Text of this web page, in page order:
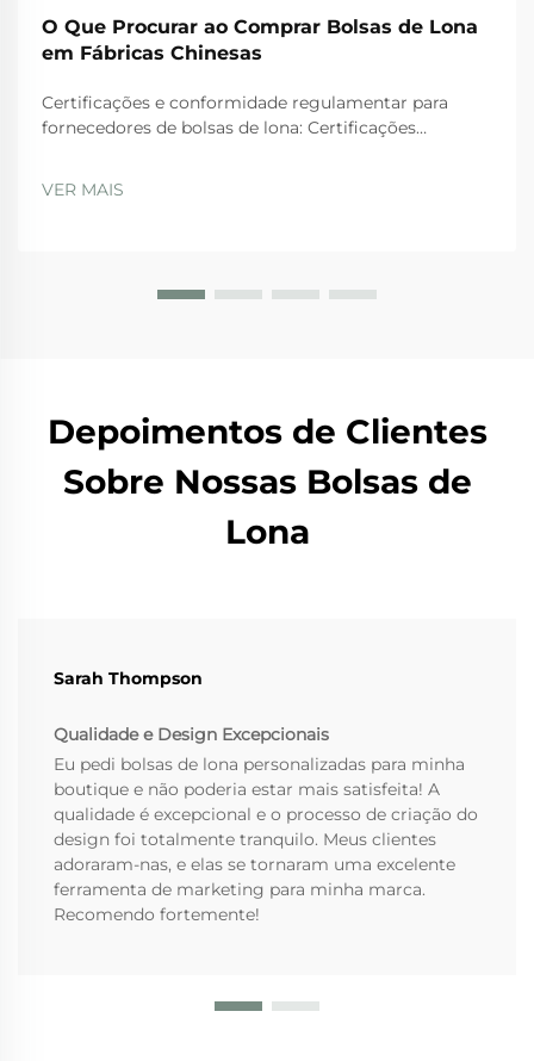
O Que Procurar ao Comprar Bolsas de Lona
em Fábricas Chinesas
Certificações e conformidade regulamentar para
fornecedores de bolsas de lona: Certificações
fornecedores, as empresas devem dar preferência
VER MAIS
Depoimentos de Clientes
Sobre Nossas Bolsas de
Lona
Sarah Thompson
Qualidade e Design Excepcionais
Eu pedi bolsas de lona personalizadas para minha
boutique e não poderia estar mais satisfeita! A
qualidade é excepcional e o processo de criação do
design foi totalmente tranquilo. Meus clientes
adoraram-nas, e elas se tornaram uma excelente
ferramenta de marketing para minha marca.
Recomendo fortemente!